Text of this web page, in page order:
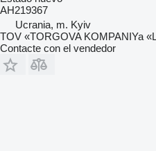
AH219367
Ucrania, m. Kyiv
TOV «TORGOVA KOMPANIYa
Contacte con el vendedor